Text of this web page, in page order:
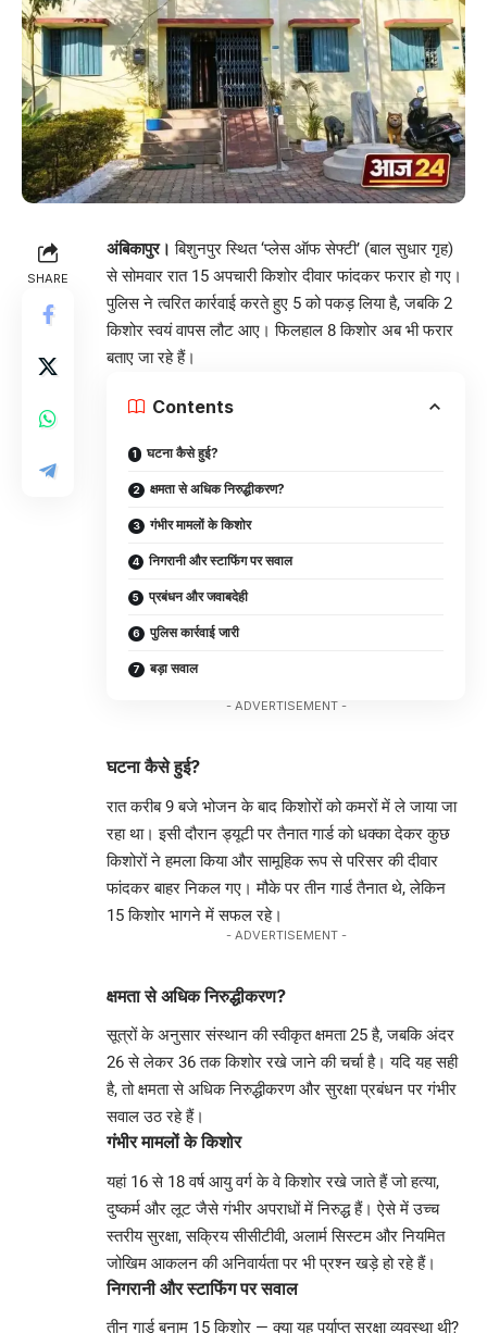
SHARE
अंबिकापुर। बिशुनपुर स्थित ‘प्लेस ऑफ सेफ्टी’ (बाल सुधार गृह)
से सोमवार रात 15 अपचारी किशोर दीवार फांदकर फरार हो गए।
पुलिस ने त्वरित कार्रवाई करते हुए 5 को पकड़ लिया है, जबकि 2
किशोर स्वयं वापस लौट आए। फिलहाल 8 किशोर अब भी फरार
बताए जा रहे हैं।
Contents
घटना कैसे हुई?
क्षमता से अधिक निरुद्धीकरण?
गंभीर मामलों के किशोर
निगरानी और स्टाफिंग पर सवाल
प्रबंधन और जवाबदेही
पुलिस कार्रवाई जारी
बड़ा सवाल
- ADVERTISEMENT -
घटना कैसे हुई?
रात करीब 9 बजे भोजन के बाद किशोरों को कमरों में ले जाया जा
रहा था। इसी दौरान ड्यूटी पर तैनात गार्ड को धक्का देकर कुछ
किशोरों ने हमला किया और सामूहिक रूप से परिसर की दीवार
फांदकर बाहर निकल गए। मौके पर तीन गार्ड तैनात थे, लेकिन
15 किशोर भागने में सफल रहे।
- ADVERTISEMENT -
क्षमता से अधिक निरुद्धीकरण?
सूत्रों के अनुसार संस्थान की स्वीकृत क्षमता 25 है, जबकि अंदर
26 से लेकर 36 तक किशोर रखे जाने की चर्चा है। यदि यह सही
है, तो क्षमता से अधिक निरुद्धीकरण और सुरक्षा प्रबंधन पर गंभीर
सवाल उठ रहे हैं।
गंभीर मामलों के किशोर
यहां 16 से 18 वर्ष आयु वर्ग के वे किशोर रखे जाते हैं जो हत्या,
दुष्कर्म और लूट जैसे गंभीर अपराधों में निरुद्ध हैं। ऐसे में उच्च
स्तरीय सुरक्षा, सक्रिय सीसीटीवी, अलार्म सिस्टम और नियमित
जोखिम आकलन की अनिवार्यता पर भी प्रश्न खड़े हो रहे हैं।
निगरानी और स्टाफिंग पर सवाल
तीन गार्ड बनाम 15 किशोर — क्या यह पर्याप्त सुरक्षा व्यवस्था थी?